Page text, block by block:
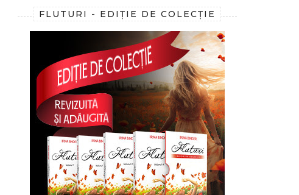
FLUTURI - EDIȚIE DE COLECȚIE